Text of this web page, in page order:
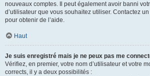
nouveaux comptes. Il peut également avoir banni
d’utilisateur que vous souhaitez utiliser. Contactez
pour obtenir de l’aide.
Haut
Je suis enregistré mais je ne peux pas me
Vérifiez, en premier, votre nom d’utilisateur et votre
corrects, il y a deux possibilités :